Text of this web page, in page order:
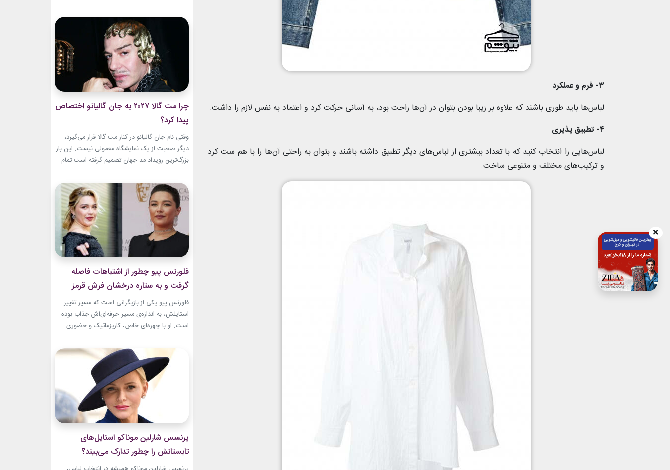
۳- فرم و عملکرد
لباس‌ها باید طوری باشند که علاوه بر زیبا بودن بتوان در آن‌ها راحت بود، به آسانی حرکت کرد و اعتماد به نفس لازم را داشت.
۴- تطبیق پذیری
لباس‌هایی را انتخاب کنید که با تعداد بیشتری از لباس‌های دیگر تطبیق داشته باشند و بتوان به راحتی آن‌ها را با هم ست کرد
و ترکیب‌های مختلف و متنوعی ساخت.
حضور ابروی باریک مدرن را به‌وضوح خواهید دید. با
این حال، این بازگشت شباهت چندانی به ابروهای
بسیار نازک دهه ۱۹۹۰ و اوایل دهه...
چرا مت گالا ۲۰۲۷ به جان گالیانو اختصاص
پیدا کرد؟
وقتی نام جان گالیانو در کنار مت گالا قرار می‌گیرد،
دیگر صحبت از یک نمایشگاه معمولی نیست. این بار
بزرگ‌ترین رویداد مد جهان تصمیم گرفته است تمام
طراحان تاریخ را به تصویر بکشد. نمایشگاه John
Galliano: Horizons که با عنوان «افق‌های جان
گالیانو» شناخته می‌شود، فقط مرور لباس‌های...
فلورنس پیو چطور از اشتباهات فاصله
گرفت و به ستاره درخشان فرش قرمز
تبدیل شد؟
فلورنس پیو یکی از بازیگرانی است که مسیر تغییر
استایلش، به اندازه‌ی مسیر حرفه‌ای‌اش جذاب بوده
است. او با چهره‌ای خاص، کاریزماتیک و حضوری
سال‌های ابتدایی فعالیتش هنوز زبان شخصی خود را
در مد پیدا نکرده بود.لینک پیشنهادیجدیدترین
کالکشن 2026 دستبند نقره پاندوراخرید اکسسوری
پرنسس شارلین موناکو استایل‌های
تابستانش را چطور تدارک می‌بیند؟